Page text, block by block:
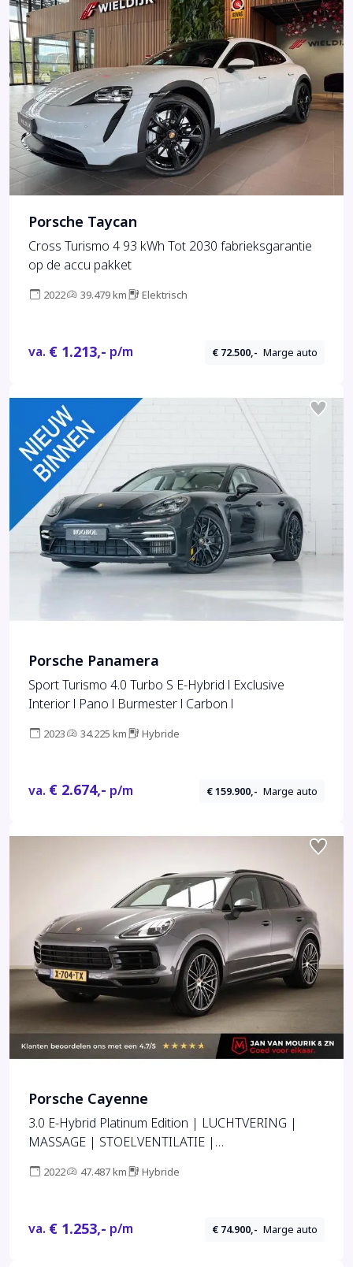
Porsche Taycan
Cross Turismo 4 93 kWh Tot 2030 fabrieksgarantie
op de accu pakket
2022 39.479 km Elektrisch
va. € 1.213,- p/m € 72.500,- Marge auto
Porsche Panamera
Sport Turismo 4.0 Turbo S E-Hybrid l Exclusive
Interior l Pano l Burmester l Carbon l
2023 34.225 km Hybride
va. € 2.674,- p/m € 159.900,- Marge auto
Porsche Cayenne
3.0 E-Hybrid Platinum Edition | LUCHTVERING |
MASSAGE | STOELVENTILATIE |
2022 47.487 km Hybride
va. € 1.253,- p/m € 74.900,- Marge auto